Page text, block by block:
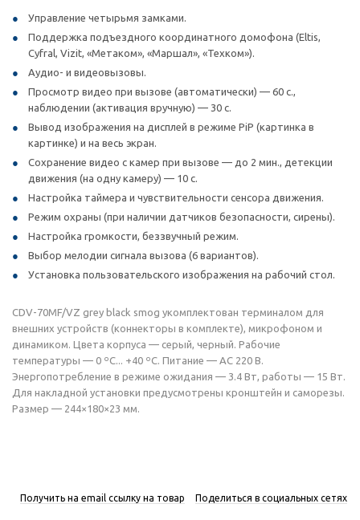
Управление четырьмя замками.
Поддержка подъездного координатного домофона (Eltis,
Cyfral, Vizit, «Метаком», «Маршал», «Техком»).
Аудио- и видеовызовы.
Просмотр видео при вызове (автоматически) — 60 с.,
наблюдении (активация вручную) — 30 с.
Вывод изображения на дисплей в режиме PiP (картинка в
картинке) и на весь экран.
Сохранение видео с камер при вызове — до 2 мин., детекции
движения (на одну камеру) — 10 с.
Настройка таймера и чувствительности сенсора движения.
Режим охраны (при наличии датчиков безопасности, сирены).
Настройка громкости, беззвучный режим.
Выбор мелодии сигнала вызова (6 вариантов).
Установка пользовательского изображения на рабочий стол.
CDV-70MF/VZ grey black smog укомплектован терминалом для
внешних устройств (коннекторы в комплекте), микрофоном и
динамиком. Цвета корпуса — серый, черный. Рабочие
температуры — 0 ºС... +40 ºС. Питание — AC 220 В.
Энергопотребление в режиме ожидания — 3.4 Вт, работы — 15 Вт.
Для накладной установки предусмотрены кронштейн и саморезы.
Размер — 244×180×23 мм.
Получить на email ссылку на товар Поделиться в социальных сетях